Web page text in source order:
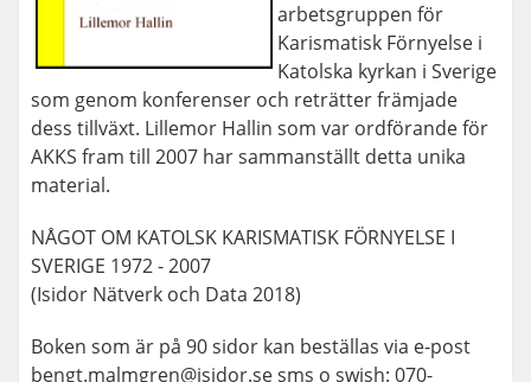
arbetsgruppen för
Karismatisk Förnyelse i
Katolska kyrkan i Sverige
som genom konferenser och reträtter främjade
dess tillväxt. Lillemor Hallin som var ordförande för
AKKS fram till 2007 har sammanställt detta unika
material.
NÅGOT OM KATOLSK KARISMATISK FÖRNYELSE I
SVERIGE 1972 - 2007
(Isidor Nätverk och Data 2018)
Boken som är på 90 sidor kan beställas via e-post
bengt.malmgren@isidor.se sms o swish: 070-